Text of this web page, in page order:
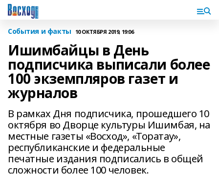
События и факты 10 ОКТЯБРЯ 2019, 19:06
Ишимбайцы в День
подписчика выписали более
100 экземпляров газет и
журналов
В рамках Дня подписчика, прошедшего 10
октября во Дворце культуры Ишимбая, на
местные газеты «Восход», «Торатау»,
республиканские и федеральные
печатные издания подписались в общей
сложности более 100 человек.